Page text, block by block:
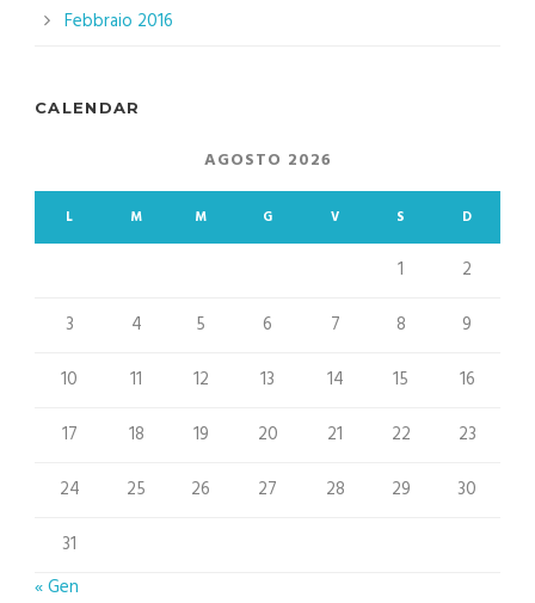
Febbraio 2016
CALENDAR
AGOSTO 2026
L M M G V S D
1
2
3
4 5 6 7 8
9
10
11 12 13 14 15
16
17
18 19 20 21 22
23
24
25 26 27 28 29
30
31
« Gen